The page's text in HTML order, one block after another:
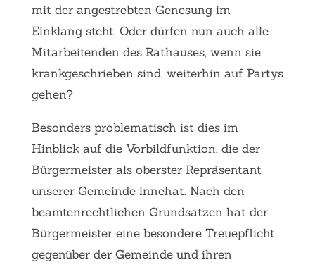
mit der angestrebten Genesung im
Einklang steht. Oder dürfen nun auch alle
Mitarbeitenden des Rathauses, wenn sie
krankgeschrieben sind, weiterhin auf Partys
gehen?
Besonders problematisch ist dies im
Hinblick auf die Vorbildfunktion, die der
Bürgermeister als oberster Repräsentant
unserer Gemeinde innehat. Nach den
beamtenrechtlichen Grundsätzen hat der
Bürgermeister eine besondere Treuepflicht
gegenüber der Gemeinde und ihren